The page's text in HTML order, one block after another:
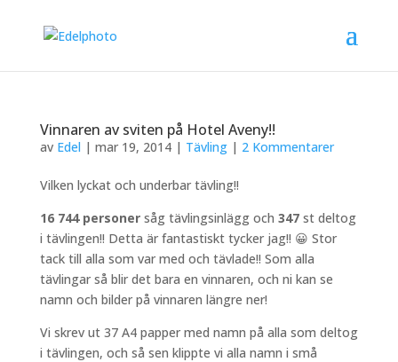
Vinnaren av sviten på Hotel Aveny!!
av Edel | mar 19, 2014| Tävling| 2 Kommentarer
Vilken lyckat och underbar tävling!!
16 744 personersåg tävlingsinlägg och 347st deltog
i tävlingen!! Detta är fantastiskt tycker jag!! 😀 Stor
tack till alla som var med och tävlade!! Som alla
tävlingar så blir det bara en vinnaren, och ni kan se
namn och bilder på vinnaren längre ner!
Vi skrev ut 37 A4 papper med namn på alla som deltog
i tävlingen, och så sen klippte vi alla namn i små